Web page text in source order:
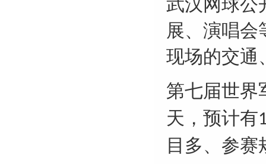
武汉网球公
展、演唱会
现场的交通
第七届世界
天，预计有
目多、参